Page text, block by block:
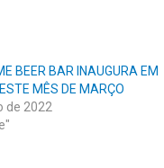
BEER BAR INAUGURA EM
MÊS DE MARÇO
de 2022